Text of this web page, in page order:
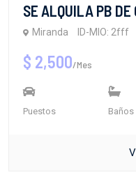
SE ALQUILA PB DE
Miranda ID-MIO: 2fff
$ 2,500/Mes
Puestos Baños